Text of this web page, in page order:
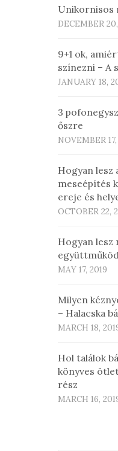
Unikornisos
DECEMBER
9+1 ok,
színezni – A
JANUARY 18,
3
őszre
NOVEMBER
Hogyan lesz
meseépítés
ereje és
OCTOBER 22,
Hogyan lesz
MAY 17, 2019
Milyen
– Halacska
MARCH 18,
Hol találok
könyves
rész
MARCH 16,